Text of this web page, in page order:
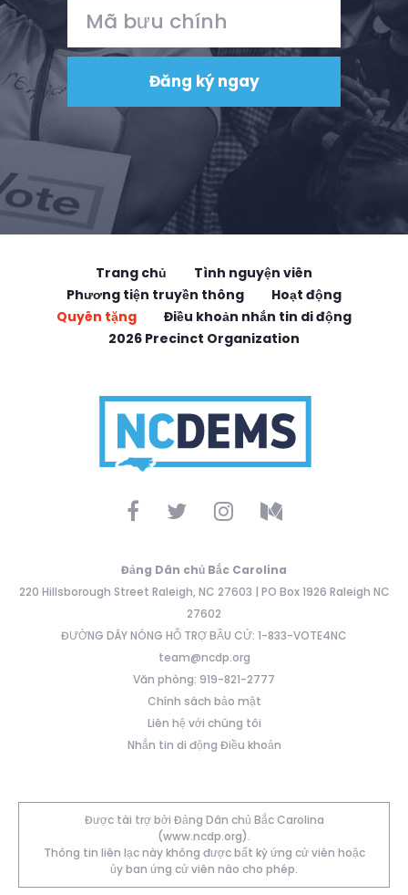
Trang chủ
Tình nguyện viên
Phương tiện truyền thông
Hoạt động
Quyên tặng
Điều khoản nhắn tin di động
2026 Precinct Organization
Đảng Dân chủ Bắc Carolina
220 Hillsborough Street Raleigh, NC 27603 | PO Box 1926 Raleigh NC
27602
ĐƯỜNG DÂY NÓNG HỖ TRỢ BẦU CỬ: 1-833-VOTE4NC
team@ncdp.org
Văn phòng: 919-821-2777
Chính sách bảo mật
Liên hệ với chúng tôi
Nhắn tin di động Điều khoản
Được tài trợ bởi Đảng Dân chủ Bắc Carolina
(www.ncdp.org).
Thông tin liên lạc này không được bất kỳ ứng cử viên hoặc
ủy ban ứng cử viên nào cho phép.